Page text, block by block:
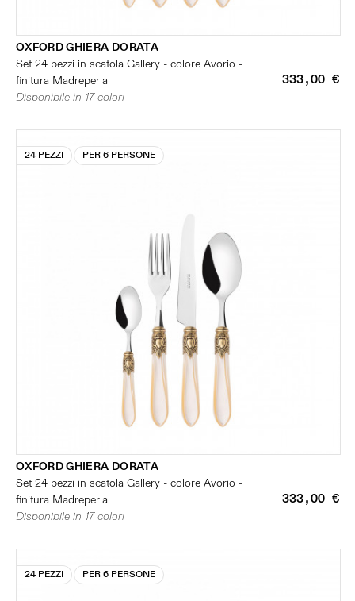
OXFORD GHIERA DORATA
Set 24 pezzi in scatola Gallery - colore Avorio -
finitura Madreperla
333,00 €
Disponibile in 17 colori
24 PEZZI PER 6 PERSONE
OXFORD GHIERA DORATA
Set 24 pezzi in scatola Gallery - colore Avorio -
finitura Madreperla
333,00 €
Disponibile in 17 colori
24 PEZZI PER 6 PERSONE